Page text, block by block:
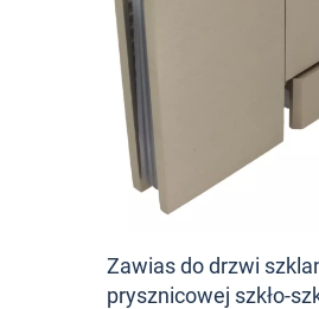
Zawias do drzwi
prysznicowej szkło-